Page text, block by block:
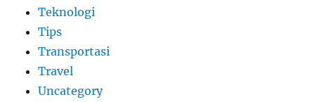
Teknologi
Tips
Transportasi
Travel
Uncategory